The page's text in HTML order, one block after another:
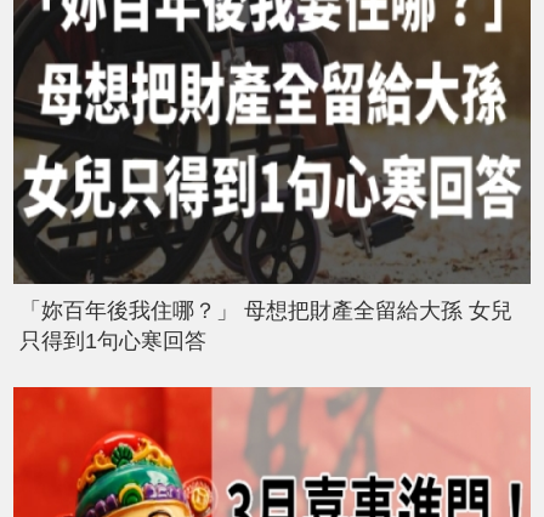
「妳百年後我住哪？」 母想把財產全留給大孫 女兒
只得到1句心寒回答